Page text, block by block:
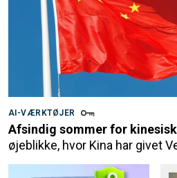
AI-VÆRKTØJER
Afsindig sommer for
øjeblikke, hvor Kina har givet